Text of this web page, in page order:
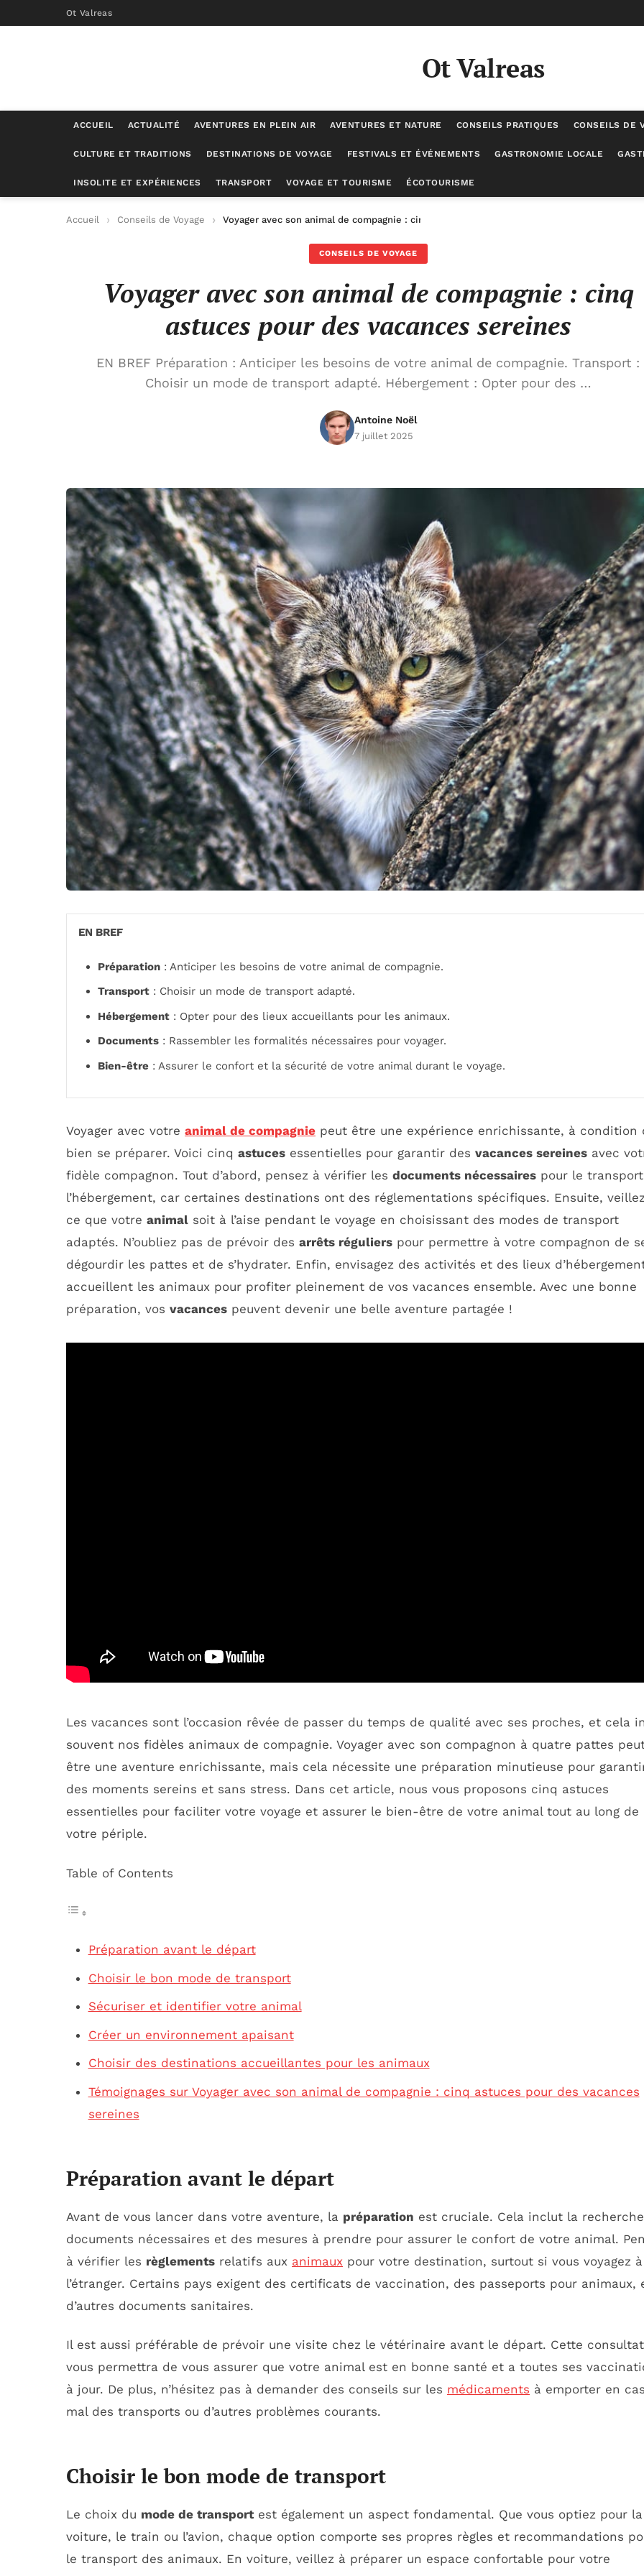
Ot Valreas
Ot Valreas
ACCUEIL ACTUALITÉ AVENTURES EN PLEIN AIR AVENTURES ET NATURE CONSEILS PRATIQUES CONSEILS DE
CULTURE ET TRADITIONS DESTINATIONS DE VOYAGE FESTIVALS ET ÉVÉNEMENTS GASTRONOMIE LOCALE
INSOLITE ET EXPÉRIENCES TRANSPORT VOYAGE ET TOURISME ÉCOTOURISME
Accueil Conseils de Voyage Voyager avec son animal de compagnie : cinq astuces pour des vacances sereines
CONSEILS DE VOYAGE
Voyager avec son animal de compagnie : cinq
astuces pour des vacances sereines
EN BREF Préparation : Anticiper les besoins de votre animal de compagnie. Transport :
Choisir un mode de transport adapté. Hébergement : Opter pour des …
Antoine Noël
7 juillet 2025
EN BREF
Préparation : Anticiper les besoins de votre animal de compagnie.
Transport : Choisir un mode de transport adapté.
Hébergement : Opter pour des lieux accueillants pour les animaux.
Documents : Rassembler les formalités nécessaires pour voyager.
Bien-être : Assurer le confort et la sécurité de votre animal durant le voyage.
Voyager avec votre animal de compagnie peut être une expérience enrichissante, à condition
bien se préparer. Voici cinq astuces essentielles pour garantir des vacances sereines avec
fidèle compagnon. Tout d’abord, pensez à vérifier les documents nécessaires pour le
l’hébergement, car certaines destinations ont des réglementations spécifiques. Ensuite,
ce que votre animal soit à l’aise pendant le voyage en choisissant des modes de transport
adaptés. N’oubliez pas de prévoir des arrêts réguliers pour permettre à votre compagnon de
dégourdir les pattes et de s’hydrater. Enfin, envisagez des activités et des lieux
accueillent les animaux pour profiter pleinement de vos vacances ensemble. Avec une bonne
préparation, vos vacances peuvent devenir une belle aventure partagée !
Les vacances sont l’occasion rêvée de passer du temps de qualité avec ses proches, et cela
souvent nos fidèles animaux de compagnie. Voyager avec son compagnon à quatre pattes
être une aventure enrichissante, mais cela nécessite une préparation minutieuse pour
des moments sereins et sans stress. Dans cet article, nous vous proposons cinq astuces
essentielles pour faciliter votre voyage et assurer le bien-être de votre animal tout au long de
votre périple.
Table of Contents
Préparation avant le départ
Choisir le bon mode de transport
Sécuriser et identifier votre animal
Créer un environnement apaisant
Choisir des destinations accueillantes pour les animaux
Témoignages sur Voyager avec son animal de compagnie : cinq astuces pour des vacances
sereines
Préparation avant le départ
Avant de vous lancer dans votre aventure, la préparation est cruciale. Cela inclut la
documents nécessaires et des mesures à prendre pour assurer le confort de votre animal.
à vérifier les règlements relatifs aux animaux pour votre destination, surtout si vous voyagez à
l’étranger. Certains pays exigent des certificats de vaccination, des passeports pour animaux,
d’autres documents sanitaires.
Il est aussi préférable de prévoir une visite chez le vétérinaire avant le départ. Cette
vous permettra de vous assurer que votre animal est en bonne santé et a toutes ses
à jour. De plus, n’hésitez pas à demander des conseils sur les médicaments à emporter en
mal des transports ou d’autres problèmes courants.
Choisir le bon mode de transport
Le choix du mode de transportest également un aspect fondamental. Que vous optiez pour la
voiture, le train ou l’avion, chaque option comporte ses propres règles et recommandations
le transport des animaux. En voiture, veillez à préparer un espace confortable pour votre